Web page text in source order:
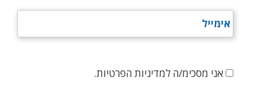
אני מסכימ/ה למדיניות הפרטיות.